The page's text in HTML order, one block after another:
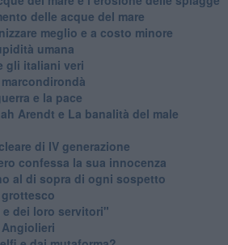
delle acque del mare
meglio e a costo minore
umana
gli italiani veri
e la pace
Arendt e La banalità del male
di IV generazione
confessa la sua innocenza
al di sopra di ogni sospetto
dei loro servitori"